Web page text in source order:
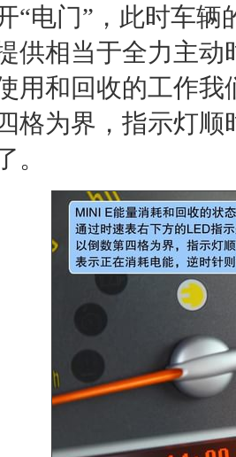
“电门”，此时车
供相当于全力主动
用和回收的工作
格为界，指示灯
。